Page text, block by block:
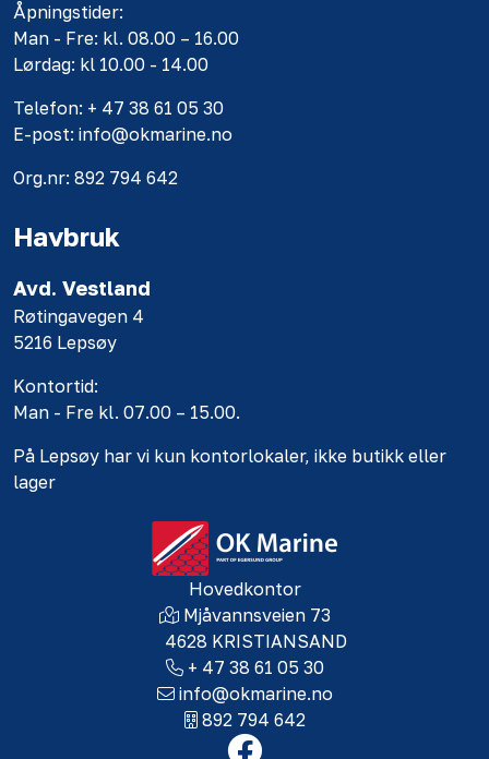
Åpningstider:
Man - Fre: kl. 08.00 – 16.00
Lørdag: kl 10.00 - 14.00
Telefon: + 47 38 61 05 30
E-post: info@okmarine.no
Org.nr: 892 794 642
Havbruk
Avd. Vestland
Røtingavegen 4
5216 Lepsøy
Kontortid:
Man - Fre kl. 07.00 – 15.00.
På Lepsøy har vi kun kontorlokaler, ikke butikk eller
lager
Hovedkontor
Mjåvannsveien 73
4628 KRISTIANSAND
+ 47 38 61 05 30
info@okmarine.no
892 794 642